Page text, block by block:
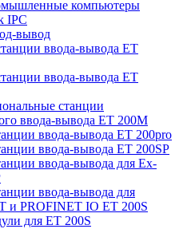
компьютеры
IPC
вывод
ввода-вывода ET
ввода-вывода ET
станции
ввода-вывода ET 200M
ввода-вывода ET 200pro
ввода-вывода ET 200SP
ввода-вывода для Ex-
ввода-вывода для
и PROFINET IO ET 200S
для ET 200S